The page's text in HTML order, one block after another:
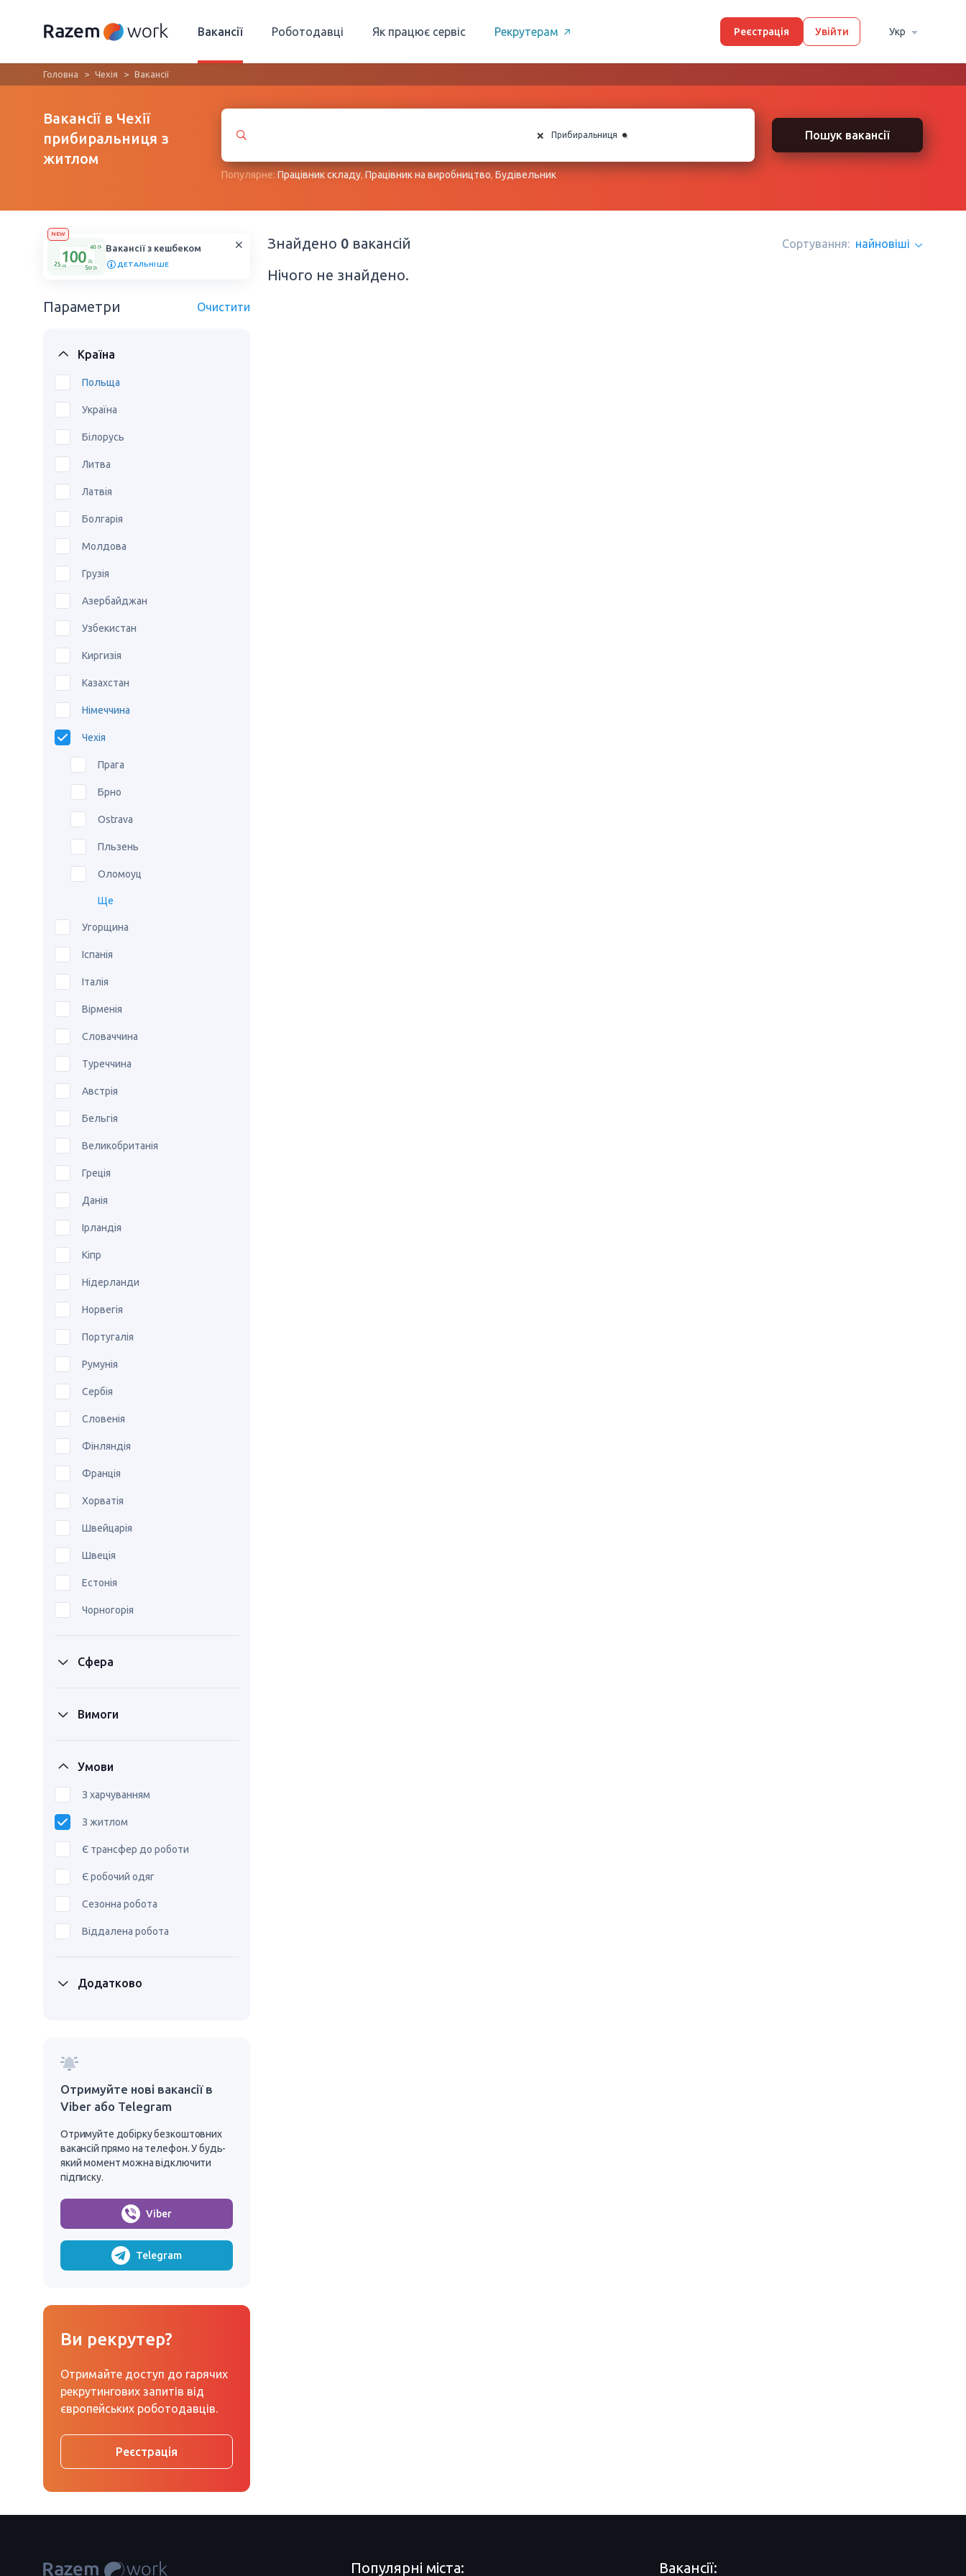
Вакансії Роботодавці Як працює сервіс Рекрутерам Реєстрація Увійти Укр
Головна Чехія Вакансії
Вакансії в Чехії
прибиральниця з
житлом
× ×
Прибиральниця Пошук вакансії
Популярне:Працівник складу,Працівник на виробництво,Будівельник
NEW
Вакансії з кешбеком
ДЕТАЛЬНІШЕ
Параметри Очистити
Країна
Польща
Україна
Білорусь
Литва
Латвія
Болгарія
Молдова
Грузія
Азербайджан
Узбекистан
Киргизія
Казахстан
Німеччина
Чехія
Прага
Брно
Ostrava
Пльзень
Оломоуц
Ще
Угорщина
Іспанія
Італія
Вірменія
Словаччина
Туреччина
Австрія
Бельгія
Великобританія
Греція
Данія
Ірландія
Кіпр
Нідерланди
Норвегія
Португалія
Румунія
Сербія
Словенія
Фінляндія
Франція
Хорватія
Швейцарія
Швеція
Естонія
Чорногорія
Сфера
Вимоги
Умови
З харчуванням
З житлом
Є трансфер до роботи
Є робочий одяг
Сезонна робота
Віддалена робота
Додатково
Отримуйте нові вакансії в
Viber або Telegram
Отримуйте добірку безкоштовних
вакансій прямо на телефон. У будь-
який момент можна відключити
підписку.
Viber
Telegram
Ви рекрутер?
Отримайте доступ до гарячих
рекрутингових запитів від
європейських роботодавців.
Реєстрація
Знайдено 0 вакансій Сортування: найновіші
Нічого не знайдено.
Популярні міста: Вакансії: